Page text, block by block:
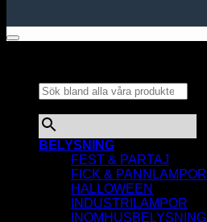
BELYSNING
FEST & PARTAJ
FICK & PANNLAMPOR
HALLOWEEN
INDUSTRILAMPOR
INOMHUSBELYSNING